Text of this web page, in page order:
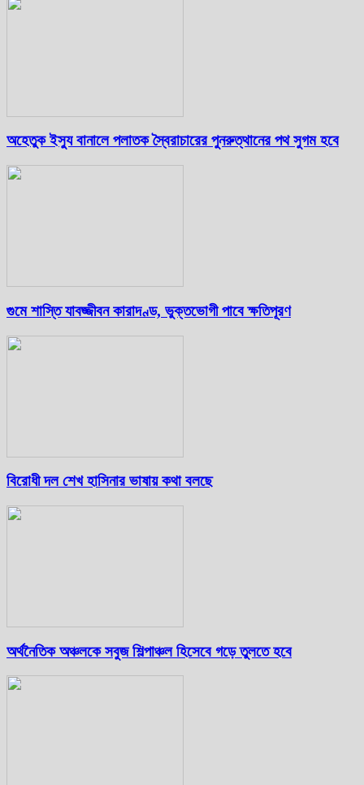
অহেতুক ইস্যু বানালে পলাতক স্বৈরাচারের পুনরুত্থানের পথ সুগম হবে
গুমে শাস্তি যাবজ্জীবন কারাদণ্ড, ভুক্তভোগী পাবে ক্ষতিপূরণ
বিরোধী দল শেখ হাসিনার ভাষায় কথা বলছে
অর্থনৈতিক অঞ্চলকে সবুজ শিল্পাঞ্চল হিসেবে গড়ে তুলতে হবে